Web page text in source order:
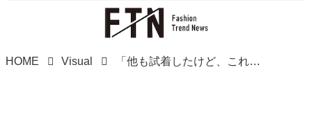
HOME Visual 「他も試着したけど、これに決めた！」【ユニクロ】40代おしゃれさんの「ジーンズ着回しコーデ」